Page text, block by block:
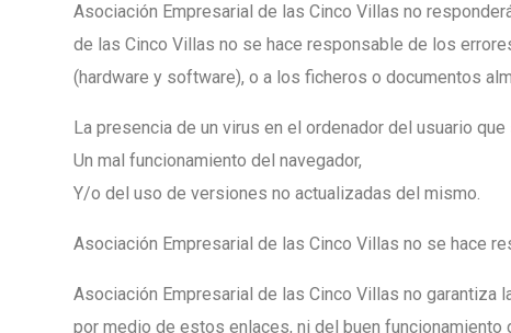
Asociación Empresarial de las Cinco Villas no
de las Cinco Villas no se hace responsable de los
(hardware y software), o a los ficheros o documentos
La presencia de un virus en el ordenador del usuario
Un mal funcionamiento del navegador,
Y/o del uso de versiones no actualizadas del mismo.
Asociación Empresarial de las Cinco Villas no se hace
Asociación Empresarial de las Cinco Villas no
por medio de estos enlaces, ni del buen funcionamiento